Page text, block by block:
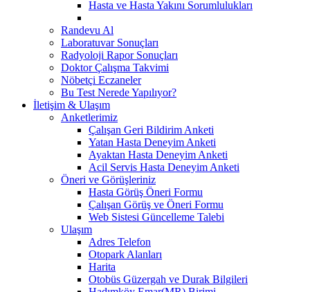
Hasta ve Hasta Yakını Sorumlulukları
Randevu Al
Laboratuvar Sonuçları
Radyoloji Rapor Sonuçları
Doktor Çalışma Takvimi
Nöbetçi Eczaneler
Bu Test Nerede Yapılıyor?
İletişim & Ulaşım
Anketlerimiz
Çalışan Geri Bildirim Anketi
Yatan Hasta Deneyim Anketi
Ayaktan Hasta Deneyim Anketi
Acil Servis Hasta Deneyim Anketi
Öneri ve Görüşleriniz
Hasta Görüş Öneri Formu
Çalışan Görüş ve Öneri Formu
Web Sistesi Güncelleme Talebi
Ulaşım
Adres Telefon
Otopark Alanları
Harita
Otobüs Güzergah ve Durak Bilgileri